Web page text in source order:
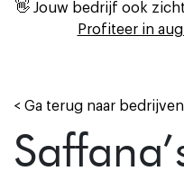
👋 Jouw bedrijf ook
Profiteer in
< Ga terug naar